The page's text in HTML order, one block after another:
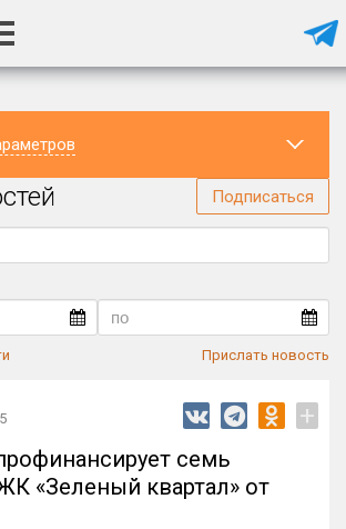
Подписаться
Прислать новость
+
семь
«Зеленый квартал» от